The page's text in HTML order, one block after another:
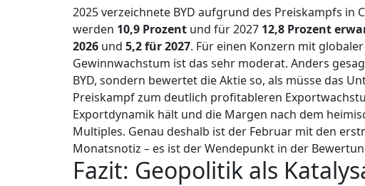
2025 verzeichnete BYD aufgrund des Preiskampfs in
werden 10,9 Prozent und für 2027 12,8 Prozent
2026 und 5,2 für 2027. Für einen Konzern mit
Gewinnwachstum ist das sehr moderat. Anders
BYD, sondern bewertet die Aktie so, als müsse das
Preiskampf zum deutlich profitableren
Exportdynamik hält und die Margen nach dem
Multiples. Genau deshalb ist der Februar mit den
Monatsnotiz – es ist der Wendepunkt in der
Fazit: Geopolitik als